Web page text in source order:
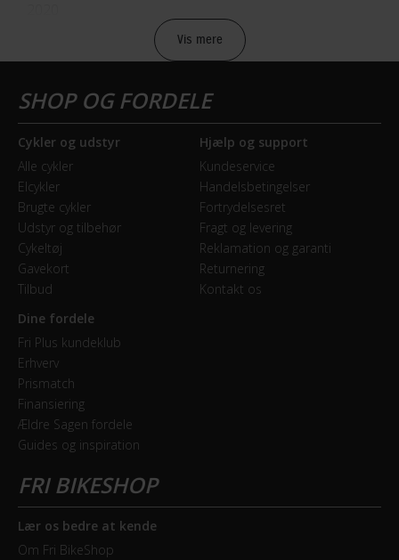
BATTERI
Batteri beskrivelse
500Wh PowerTube Battery
Batteriplacering
I stellet
Energiindhold (Wh)
500 Wh
BREMSER
Bagbremse
Hydraulisk skivebremse
Forbremse
Hydraulisk skivebremse Shimano BR-M200
ELCYKEL SYSTEM
Estimeret rækkevidde (km)
Vis mere
Cykler og udstyr
Alle cykler
Elcykler
Brugte cykler
Udstyr og tilbehør
Cykeltøj
Gavekort
Tilbud
Hjælp og support
Kundeservice
Handelsbetingelser
Fortrydelsesret
Fragt og levering
Reklamation og garanti
Returnering
Kontakt os
Dine fordele
Fri Plus kundeklub
Erhverv
Prismatch
Finansiering
Ældre Sagen fordele
Guides og inspiration
Lær os bedre at kende
Om Fri BikeShop